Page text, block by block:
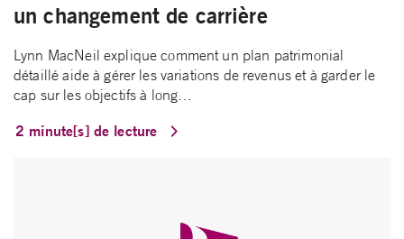
un changement de carrière
Lynn MacNeil explique comment un plan patrimonial
détaillé aide à gérer les variations de revenus et à garder le
cap sur les objectifs à long…
2 minute[s] de lecture